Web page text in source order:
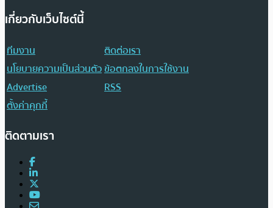
เกี่ยวกับเว็บไซต์นี้
ทีมงาน
ติดต่อเรา
นโยบายความเป็นส่วนตัวข้อตกลงในการใช้งาน
Advertise
RSS
ตั้งค่าคุกกี้
ติดตามเรา